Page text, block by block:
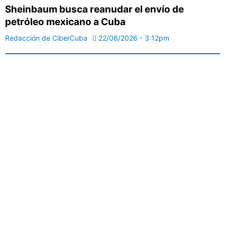
Sheinbaum busca reanudar el envío de
petróleo mexicano a Cuba
Redacción de CiberCuba 22/06/2026 - 3:12pm